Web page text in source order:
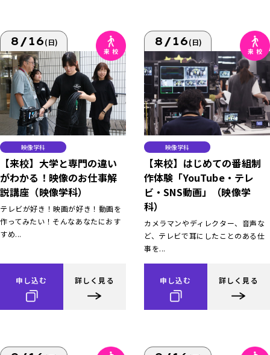
8/16(日)
映像学科
【来校】大学と専門の違い
がわかる！映像のお仕事解
説講座（映像学科）
テレビが好き！映画が好き！動画を
作ってみたい！そんなあなたにおす
すめ...
申し込む 詳しく見る
8/16(日)
映像学科
【来校】はじめての番組制
作体験「YouTube・テレ
ビ・SNS動画」（映像学
科）
カメラマンやディレクター、音声な
ど、テレビで耳にしたことのある仕
事を...
申し込む 詳しく見る